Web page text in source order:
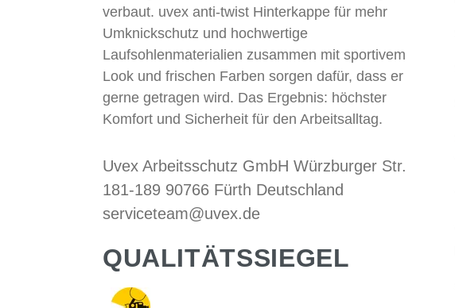
verbaut. uvex anti-twist Hinterkappe für mehr
Umknickschutz und hochwertige
Laufsohlenmaterialien zusammen mit sportivem
Look und frischen Farben sorgen dafür, dass er
gerne getragen wird. Das Ergebnis: höchster
Komfort und Sicherheit für den Arbeitsalltag.
Uvex Arbeitsschutz GmbH Würzburger Str.
181-189 90766 Fürth Deutschland
serviceteam@uvex.de
QUALITÄTSSIEGEL